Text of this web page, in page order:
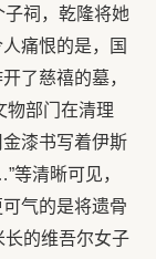
子祠，乾隆将她
痛恨的是，国
了慈禧的墓，
部门在清理
漆书写着伊斯
等清晰可见，
气的是将遗骨
的维吾尔女子